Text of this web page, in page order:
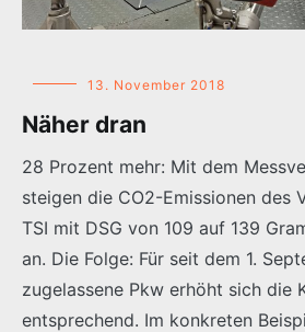
13. November 2018
Näher dran
28 Prozent mehr: Mit dem
steigen die CO2-Emissionen des
TSI mit DSG von 109 auf 139
an. Die Folge: Für seit dem 1.
zugelassene Pkw erhöht sich die
entsprechend. Im konkreten